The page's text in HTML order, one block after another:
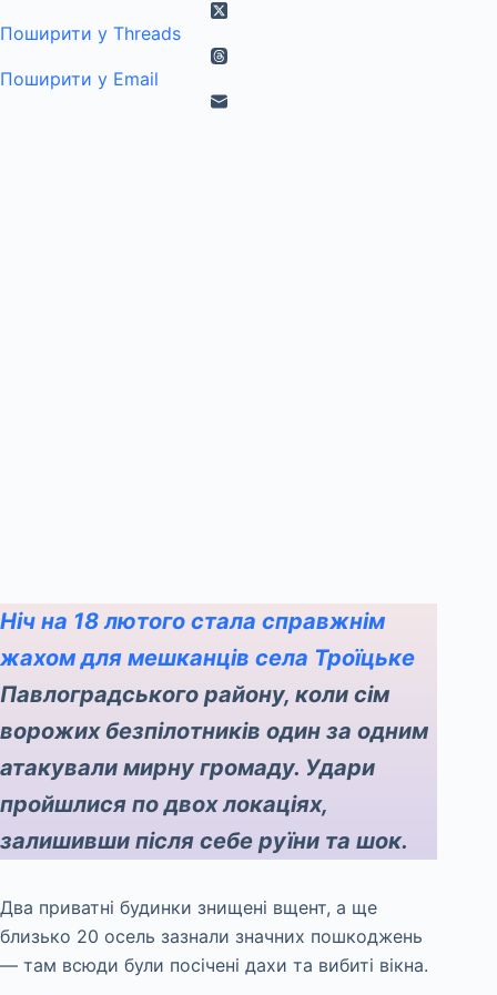
Поширити у Threads
Поширити у Email
Ніч на 18 лютого стала справжнім
жахом для мешканців села Троїцьке
Павлоградського району, коли сім
ворожих безпілотників один за одним
атакували мирну громаду. Удари
пройшлися по двох локаціях,
залишивши після себе руїни та шок.
Два приватні будинки знищені вщент, а ще
близько 20 осель зазнали значних пошкоджень
— там всюди були посічені дахи та вибиті вікна.